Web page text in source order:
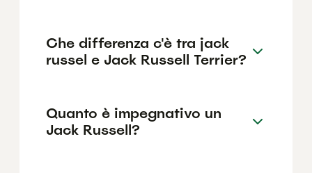
Che differenza c'è tra jack
russel e Jack Russell Terrier?
Quanto è impegnativo un
Jack Russell?